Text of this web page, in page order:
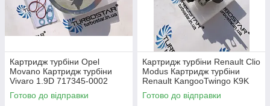
Картридж турбіни Opel
Movano Картридж турбіни
Vivaro 1.9D 717345-0002
717348-0001 703245-0002
751768-0003
Готово до відправки
Картридж турбіни Renault Clio
Modus Картридж турбіни
Renault KangooTwingo K9K
1.5D 54359700011
54359700012
Готово до відправки